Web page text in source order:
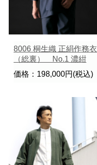
8006 桐生織 正絹作務衣
（総裏） No.1 濃紺
価格：198,000円(税込)